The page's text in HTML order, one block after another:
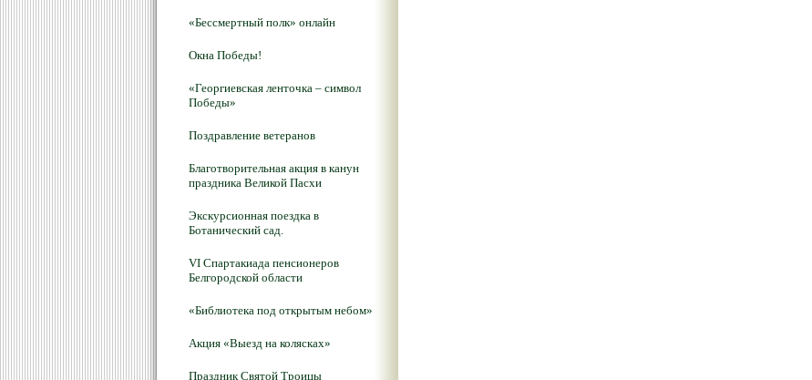
«Бессмертный полк» онлайн
Окна Победы!
«Георгиевская ленточка – символ
Победы»
Поздравление ветеранов
Благотворительная акция в канун
праздника Великой Пасхи
Экскурсионная поездка в
Ботанический сад.
VI Спартакиада пенсионеров
Белгородской области
«Библиотека под открытым небом»
Акция «Выезд на колясках»
Праздник Святой Троицы